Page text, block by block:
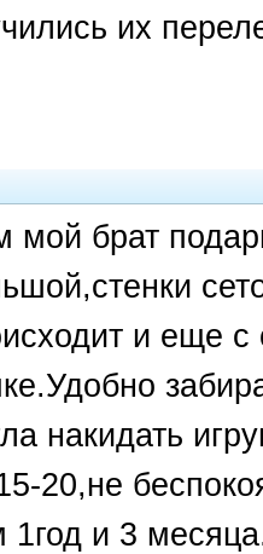
их
мой брат
и еще с
накидать
20,не
1год и 3